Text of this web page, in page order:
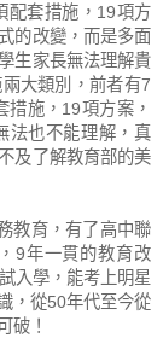
配套措施，19項方
的改變，而是多面
生家長無法理解貴
大類別，前者有7
施，19項方案，
法也不能理解，真
及了解教育部的美
教育，有了高中聯
9年一貫的教育改
入學，能考上明星
，從50年代至今從
破！